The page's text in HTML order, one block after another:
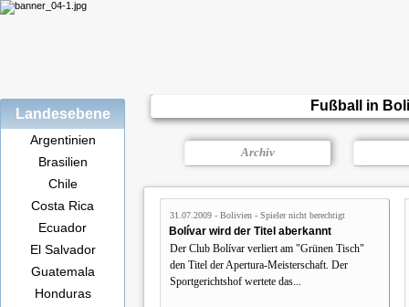
Fußball in
Archiv
31.07.2009 - Bolivien - Spieler nicht berechtigt
Bolívar wird der Titel aberkannt
Der Club Bolívar verliert am "Grünen Tisch"
den Titel der Apertura-Meisterschaft. Der
Sportgerichtshof wertete das...
Landesebene
Argentinien
Brasilien
Chile
Costa Rica
Ecuador
El Salvador
Guatemala
Honduras